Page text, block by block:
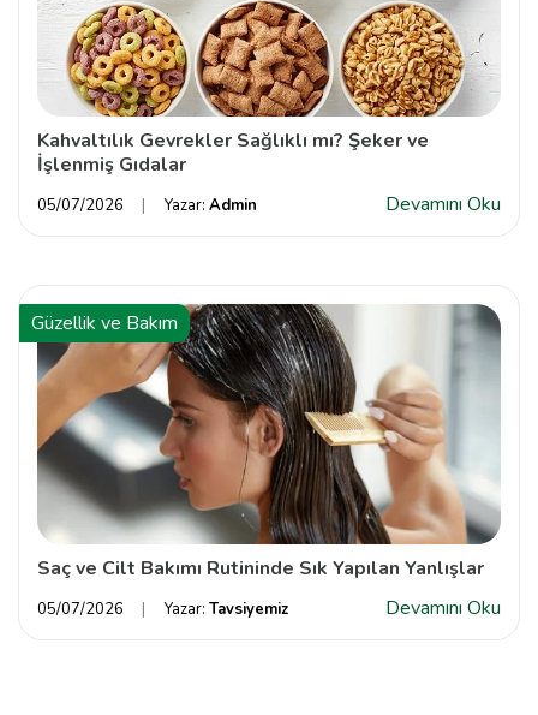
Kahvaltılık Gevrekler Sağlıklı mı? Şeker ve
İşlenmiş Gıdalar
05/07/2026 Yazar: Admin Devamını Oku
Güzellik ve Bakım
Saç ve Cilt Bakımı Rutininde Sık Yapılan Yanlışlar
05/07/2026 Yazar: Tavsiyemiz Devamını Oku